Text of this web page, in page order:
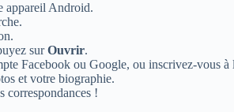
appareil Android.
surOuvrir.
Facebook ou Google, ou inscrivez-vous
et votre biographie.
correspondances !